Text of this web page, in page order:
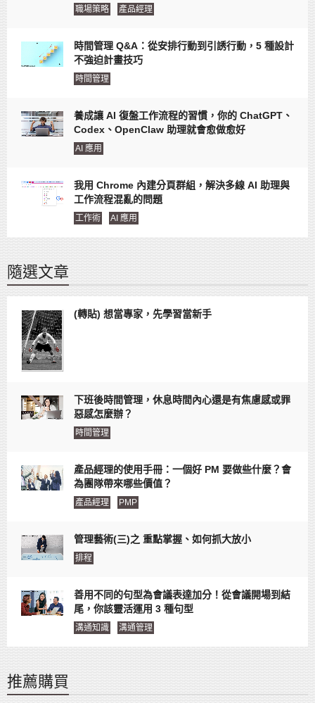
職場策略 產品經理
時間管理 Q&A：從安排行動到引誘行動，5 種設計
不強迫計畫技巧
時間管理
養成讓 AI 復盤工作流程的習慣，你的 ChatGPT、
Codex、OpenClaw 助理就會愈做愈好
AI 應用
我用 Chrome 內建分頁群組，解決多線 AI 助理與
工作流程混亂的問題
工作術 AI 應用
隨選文章
(轉貼) 想當專家，先學習當新手
下班後時間管理，休息時間內心還是有焦慮感或罪
惡感怎麼辦？
時間管理
產品經理的使用手冊：一個好 PM 要做些什麼？會
為團隊帶來哪些價值？
產品經理 PMP
管理藝術(三)之 重點掌握、如何抓大放小
排程
善用不同的句型為會議表達加分！從會議開場到結
尾，你該靈活運用 3 種句型
溝通知識 溝通管理
推薦購買